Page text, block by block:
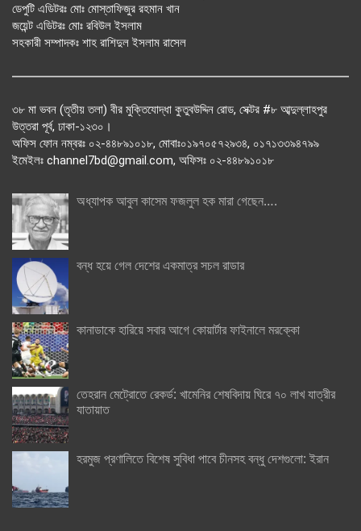
ডেপুটি এডিটরঃ মোঃ মোস্তাফিজুর রহমান খান
জয়েন্ট এডিটরঃ মোঃ রবিউল ইসলাম
সহকারী সম্পাদকঃ শাহ রাশিদুল ইসলাম রাসেল
৩৮ মা ভবন (তৃতীয় তলা) বীর মুক্তিযোদ্ধা কুতুবউদ্দিন রোড, সেক্টর #৮ আব্দুল্লাহপুর
উত্তরা পূর্ব, ঢাকা-১২৩০।
অফিস ফোন নম্বরঃ ০২-৪৪৮৯১০১৮, মোবাঃ০১৯৭০৫৭২৯৩৪, ০১৭১৩৩৯৪৭৯৯
ইমেইলঃ channel7bd@gmail.com, অফিসঃ ০২-৪৪৮৯১০১৮
অধ্যাপক আবুল কাসেম ফজলুল হক মারা গেছেন….
বন্ধ হয়ে গেল দেশের একমাত্র সচল রাডার
কানাডাকে হারিয়ে সবার আগে কোয়ার্টার ফাইনালে মরক্কো
তেহরান মেট্রোতে রেকর্ড: খামেনির শেষবিদায় ঘিরে ৭০ লাখ যাত্রীর
যাতায়াত
হরমুজ প্রণালিতে বিশেষ সুবিধা পাবে চীনসহ বন্ধু দেশগুলো: ইরান